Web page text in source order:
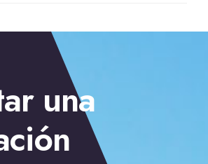
Privada en San Antonio, Texas
de Seguridad en Estados Unidos
una